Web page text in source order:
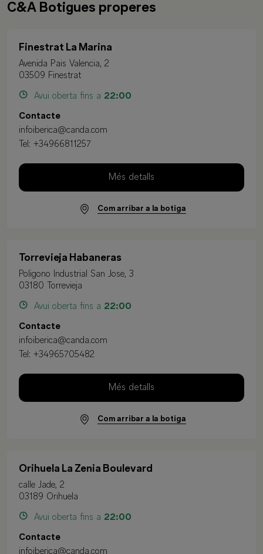
C&A Botigues properes
Finestrat La Marina
Avenida Pais Valencia, 2
03509 Finestrat
Avui oberta fins a 22:00
Contacte
infoiberica@canda.com
Tel: +34966811257
Més detalls
Com arribar a la botiga
Torrevieja Habaneras
Poligono Industrial San Jose, 3
03180 Torrevieja
Avui oberta fins a 22:00
Contacte
infoiberica@canda.com
Tel: +34965705482
Més detalls
Com arribar a la botiga
Orihuela La Zenia Boulevard
calle Jade, 2
03189 Orihuela
Avui oberta fins a 22:00
Contacte
infoiberica@canda.com